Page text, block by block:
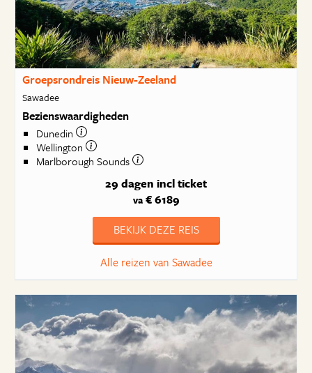
Groepsrondreis Nieuw-Zeeland
Sawadee
Bezienswaardigheden
Dunedin
Wellington
Marlborough Sounds
29 dagen incl ticket
va€ 6189
BEKIJK DEZE REIS
Alle reizen van Sawadee